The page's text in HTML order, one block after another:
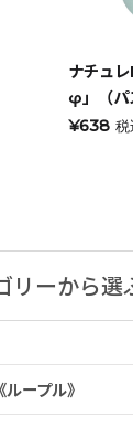
ナチュ
φ」（パ
¥638 税
リーから選
ープル》